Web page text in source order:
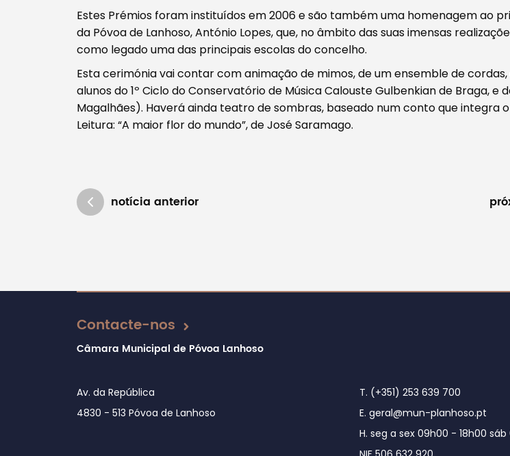
Filtros
Estes Prémios foram instituídos em 2006 e são também uma homenagem ao
da Póvoa de Lanhoso, António Lopes, que, no âmbito das suas imensas
como legado uma das principais escolas do concelho.
Esta cerimónia vai contar com animação de mimos, de um ensemble de
alunos do 1º Ciclo do Conservatório de Música Calouste Gulbenkian de Braga, e
Magalhães). Haverá ainda teatro de sombras, baseado num conto que integra
Leitura: “A maior flor do mundo”, de José Saramago.
notícia anterior
Atualizado em 07/06/2018
Contacte-nos
Câmara Municipal de Póvoa Lanhoso
Av. da República
4830 - 513 Póvoa de Lanhoso
T. (+351) 253 639 700
E. geral@mun-planhoso.pt
H. seg a sex 09h00 - 18h00